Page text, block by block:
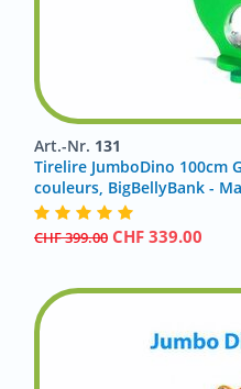
Art.-Nr. 131
Tirelire JumboDino 100cm
couleurs, BigBellyBank -
CHF399.00 CHF 339.00